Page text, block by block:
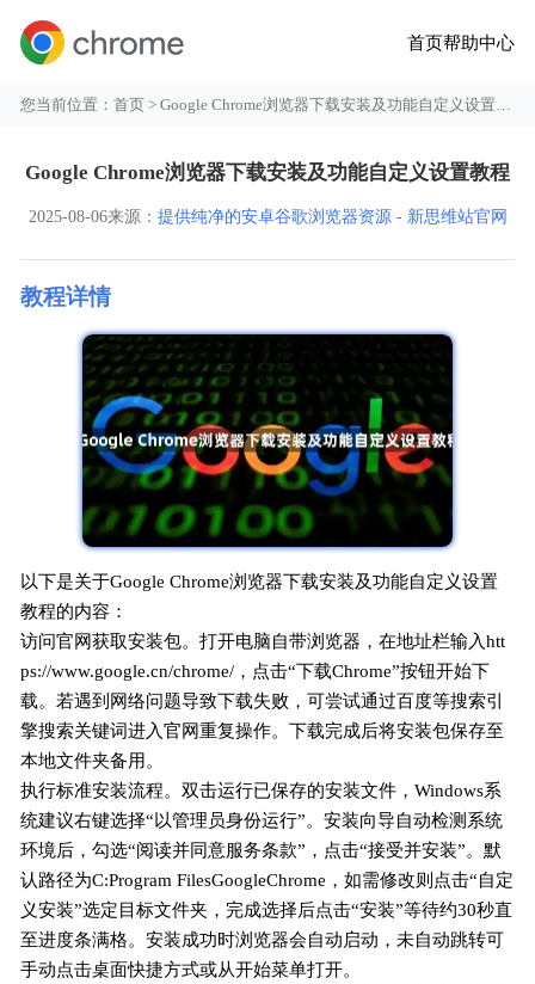
首页帮助中心
您当前位置：首页 > Google Chrome浏览器下载安装及功能自定义设置教程
Google Chrome浏览器下载安装及功能自定义设置教程
2025-08-06来源： 提供纯净的安卓谷歌浏览器资源 - 新思维站官网
教程详情
以下是关于Google Chrome浏览器下载安装及功能自定义设置
教程的内容：
访问官网获取安装包。打开电脑自带浏览器，在地址栏输入htt
ps://www.google.cn/chrome/，点击“下载Chrome”按钮开始下
载。若遇到网络问题导致下载失败，可尝试通过百度等搜索引
擎搜索关键词进入官网重复操作。下载完成后将安装包保存至
本地文件夹备用。
执行标准安装流程。双击运行已保存的安装文件，Windows系
统建议右键选择“以管理员身份运行”。安装向导自动检测系统
环境后，勾选“阅读并同意服务条款”，点击“接受并安装”。默
认路径为C:Program FilesGoogleChrome，如需修改则点击“自定
义安装”选定目标文件夹，完成选择后点击“安装”等待约30秒直
至进度条满格。安装成功时浏览器会自动启动，未自动跳转可
手动点击桌面快捷方式或从开始菜单打开。